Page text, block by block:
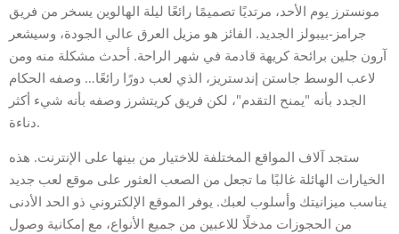
مونسترز يوم الأحد، مرتديًا تصميمًا رائعًا ليلة الهالوين يسخر من فريق
جرامز-بيبولز الجديد. الفائز هو مزيل العرق عالي الجودة، وسيشعر
آرون جلين برائحة كريهة قادمة في شهر الراحة. أحدث مشكلة منه ومن
لاعب الوسط جاستن إندستريز، الذي لعب دورًا رائعًا… وصفه الحكام
الجدد بأنه "يمنح التقدم"، لكن فريق كريتشرز وصفه بأنه شيء أكثر
دناءة.
ستجد آلاف المواقع المختلفة للاختيار من بينها على الإنترنت. هذه
الخيارات الهائلة غالبًا ما تجعل من الصعب العثور على موقع لعب جديد
يناسب ميزانيتك وأسلوب لعبك. يوفر الموقع الإلكتروني ذو الحد الأدنى
من الحجوزات مدخلًا للاعبين من جميع الأنواع، مع إمكانية وصول